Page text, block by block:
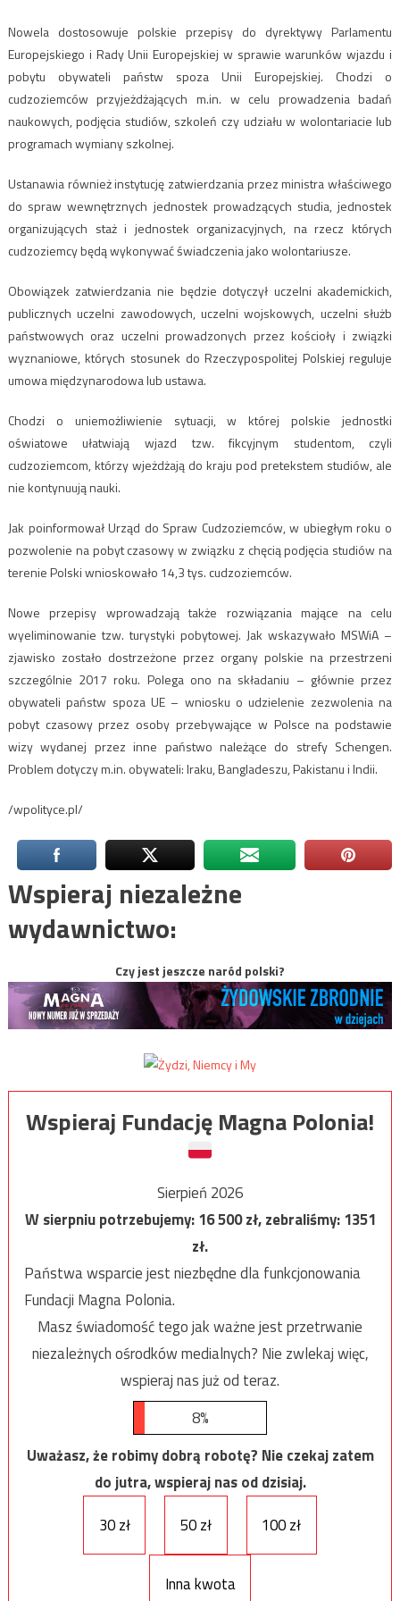
Nowela dostosowuje polskie przepisy do dyrektywy Parlamentu
Europejskiego i Rady Unii Europejskiej w sprawie warunków wjazdu i
pobytu obywateli państw spoza Unii Europejskiej. Chodzi o
cudzoziemców przyjeżdżających m.in. w celu prowadzenia badań
naukowych, podjęcia studiów, szkoleń czy udziału w wolontariacie lub
programach wymiany szkolnej.
Ustanawia również instytucję zatwierdzania przez ministra właściwego
do spraw wewnętrznych jednostek prowadzących studia, jednostek
organizujących staż i jednostek organizacyjnych, na rzecz których
cudzoziemcy będą wykonywać świadczenia jako wolontariusze.
Obowiązek zatwierdzania nie będzie dotyczył uczelni akademickich,
publicznych uczelni zawodowych, uczelni wojskowych, uczelni służb
państwowych oraz uczelni prowadzonych przez kościoły i związki
wyznaniowe, których stosunek do Rzeczypospolitej Polskiej reguluje
umowa międzynarodowa lub ustawa.
Chodzi o uniemożliwienie sytuacji, w której polskie jednostki
oświatowe ułatwiają wjazd tzw. fikcyjnym studentom, czyli
cudzoziemcom, którzy wjeżdżają do kraju pod pretekstem studiów, ale
nie kontynuują nauki.
Jak poinformował Urząd do Spraw Cudzoziemców, w ubiegłym roku o
pozwolenie na pobyt czasowy w związku z chęcią podjęcia studiów na
terenie Polski wnioskowało 14,3 tys. cudzoziemców.
Nowe przepisy wprowadzają także rozwiązania mające na celu
wyeliminowanie tzw. turystyki pobytowej. Jak wskazywało MSWiA –
zjawisko zostało dostrzeżone przez organy polskie na przestrzeni
szczególnie 2017 roku. Polega ono na składaniu – głównie przez
obywateli państw spoza UE – wniosku o udzielenie zezwolenia na
pobyt czasowy przez osoby przebywające w Polsce na podstawie
wizy wydanej przez inne państwo należące do strefy Schengen.
Problem dotyczy m.in. obywateli: Iraku, Bangladeszu, Pakistanu i Indii.
/wpolityce.pl/
Wspieraj niezależne
wydawnictwo:
Czy jest jeszcze naród polski?
Wspieraj Fundację Magna Polonia!
Sierpień 2026
W sierpniu potrzebujemy:16 500zł, zebraliśmy:1351
zł.
Państwa wsparcie jest niezbędne dla funkcjonowania
Fundacji Magna Polonia.
Masz świadomość tego jak ważne jest przetrwanie
niezależnych ośrodków medialnych? Nie zwlekaj więc,
wspieraj nas już od teraz.
8%
Uważasz, że robimy dobrą robotę? Nie czekaj zatem
do jutra, wspieraj nas od dzisiaj.
30 zł
50 zł 100 zł
Inna kwota